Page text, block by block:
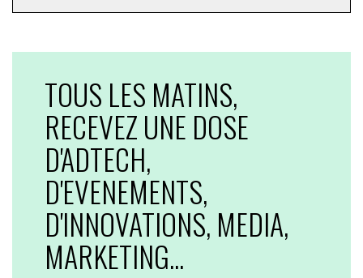
TOUS LES MATINS,
RECEVEZ UNE DOSE
D'ADTECH,
D'EVENEMENTS,
D'INNOVATIONS, MEDIA,
MARKETING...